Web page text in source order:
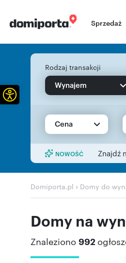
Sprzedaż
Rodzaj transakcji
Wynajem
Cena
NOWOŚĆ Znajdź
Domiporta.pl › Domy do
Domy na
Znaleziono 992
Otwórz pasek narzędzi